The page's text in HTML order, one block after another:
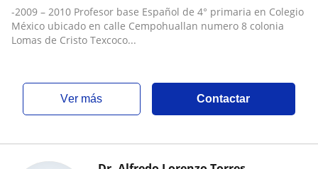
-2009 – 2010 Profesor base Español de 4° primaria en Colegio
México ubicado en calle Cempohuallan numero 8 colonia
Lomas de Cristo Texcoco...
ver más Contactar